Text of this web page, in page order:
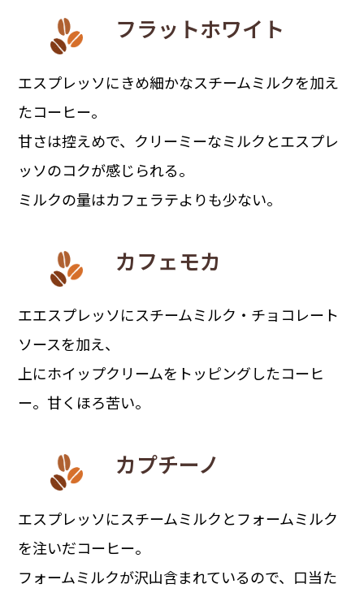
フラットホワイト
エスプレッソにきめ細かなスチームミルクを加え
たコーヒー。
甘さは控えめで、クリーミーなミルクとエスプレ
ッソのコクが感じられる。
ミルクの量はカフェラテよりも少ない。
カフェモカ
エエスプレッソにスチームミルク・チョコレート
ソースを加え、
上にホイップクリームをトッピングしたコーヒ
ー。甘くほろ苦い。
カプチーノ
エスプレッソにスチームミルクとフォームミルク
を注いだコーヒー。
フォームミルクが沢山含まれているので、口当た